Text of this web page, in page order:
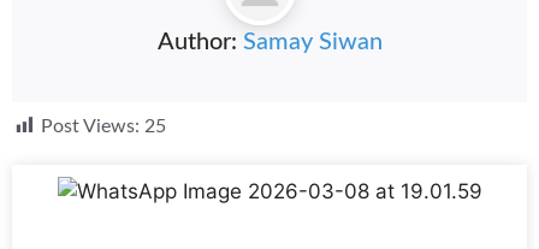
Author: Samay Siwan
Post Views: 25